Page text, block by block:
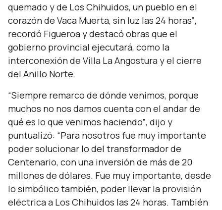
quemado y de Los Chihuidos, un pueblo en el
corazón de Vaca Muerta, sin luz las 24 horas”,
recordó Figueroa y destacó obras que el
gobierno provincial ejecutará, como la
interconexión de Villa La Angostura y el cierre
del Anillo Norte.
“Siempre remarco de dónde venimos, porque
muchos no nos damos cuenta con el andar de
qué es lo que venimos haciendo”, dijo y
puntualizó: “Para nosotros fue muy importante
poder solucionar lo del transformador de
Centenario, con una inversión de más de 20
millones de dólares. Fue muy importante, desde
lo simbólico también, poder llevar la provisión
eléctrica a Los Chihuidos las 24 horas. También